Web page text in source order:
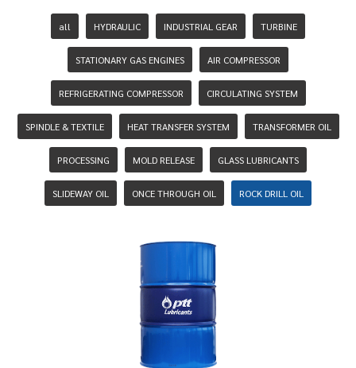
all HYDRAULIC INDUSTRIAL GEAR TURBINE
STATIONARY GAS ENGINES AIR COMPRESSOR
REFRIGERATING COMPRESSOR CIRCULATING SYSTEM
SPINDLE & TEXTILE HEAT TRANSFER SYSTEM TRANSFORMER OIL
PROCESSING MOLD RELEASE GLASS LUBRICANTS
SLIDEWAY OIL ONCE THROUGH OIL ROCK DRILL OIL